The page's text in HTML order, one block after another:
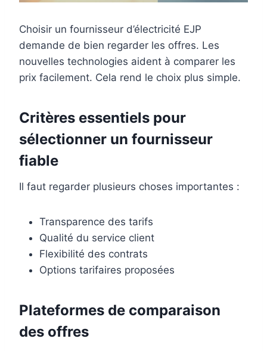
Choisir un fournisseur d’électricité EJP
demande de bien regarder les offres. Les
nouvelles technologies aident à comparer les
prix facilement. Cela rend le choix plus simple.
Critères essentiels pour
sélectionner un fournisseur
fiable
Il faut regarder plusieurs choses importantes :
Transparence des tarifs
Qualité du service client
Flexibilité des contrats
Options tarifaires proposées
Plateformes de comparaison
des offres